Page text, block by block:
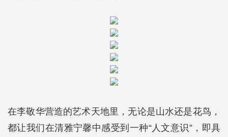
在李敬华营造的艺术天地里，无论是山水还是花鸟，
都让我们在清雅宁馨中感受到一种“人文意识”，即具